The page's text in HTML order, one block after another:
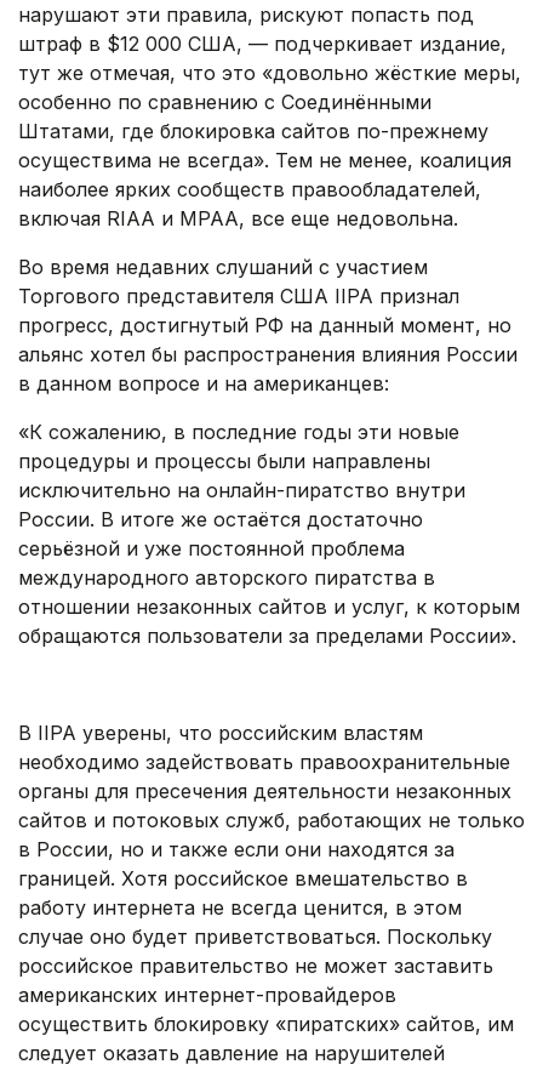
нарушают эти правила, рискуют попасть под
штраф в $12 000 США, — подчеркивает издание,
тут же отмечая, что это «довольно жёсткие меры,
особенно по сравнению с Соединёнными
Штатами, где блокировка сайтов по-прежнему
осуществима не всегда». Тем не менее, коалиция
наиболее ярких сообществ правообладателей,
включая RIAA и MPAA, все еще недовольна.
Во время недавних слушаний с участием
Торгового представителя США IIPA признал
прогресс, достигнутый РФ на данный момент, но
альянс хотел бы распространения влияния России
в данном вопросе и на американцев:
«К сожалению, в последние годы эти новые
процедуры и процессы были направлены
исключительно на онлайн-пиратство внутри
России. В итоге же остаётся достаточно
серьёзной и уже постоянной проблема
международного авторского пиратства в
отношении незаконных сайтов и услуг, к которым
обращаются пользователи за пределами России».
В IIPA уверены, что российским властям
необходимо задействовать правоохранительные
органы для пресечения деятельности незаконных
сайтов и потоковых служб, работающих не только
в России, но и также если они находятся за
границей. Хотя российское вмешательство в
работу интернета не всегда ценится, в этом
случае оно будет приветствоваться. Поскольку
российское правительство не может заставить
американских интернет-провайдеров
осуществить блокировку «пиратских» сайтов, им
следует оказать давление на нарушителей